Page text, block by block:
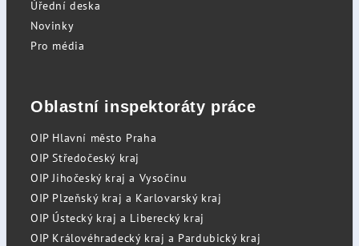
Úřední deska
Novinky
Pro média
Oblastní inspektoráty práce
OIP Hlavní město Praha
OIP Středočeský kraj
OIP Jihočeský kraj a Vysočinu
OIP Plzeňský kraj a Karlovarský kraj
OIP Ústecký kraj a Liberecký kraj
OIP Královéhradecký kraj a Pardubický kraj